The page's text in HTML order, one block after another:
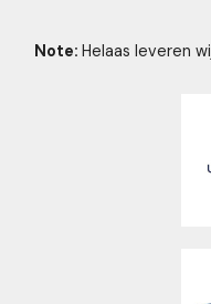
Note: Helaas leveren